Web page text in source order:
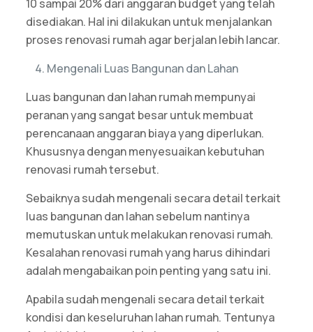
10 sampai 20% dari anggaran budget yang telah
disediakan. Hal ini dilakukan untuk menjalankan
proses renovasi rumah agar berjalan lebih lancar.
Mengenali Luas Bangunan dan Lahan
Luas bangunan dan lahan rumah mempunyai
peranan yang sangat besar untuk membuat
perencanaan anggaran biaya yang diperlukan.
Khususnya dengan menyesuaikan kebutuhan
renovasi rumah tersebut.
Sebaiknya sudah mengenali secara detail terkait
luas bangunan dan lahan sebelum nantinya
memutuskan untuk melakukan renovasi rumah.
Kesalahan renovasi rumah yang harus dihindari
adalah mengabaikan poin penting yang satu ini.
Apabila sudah mengenali secara detail terkait
kondisi dan keseluruhan lahan rumah. Tentunya